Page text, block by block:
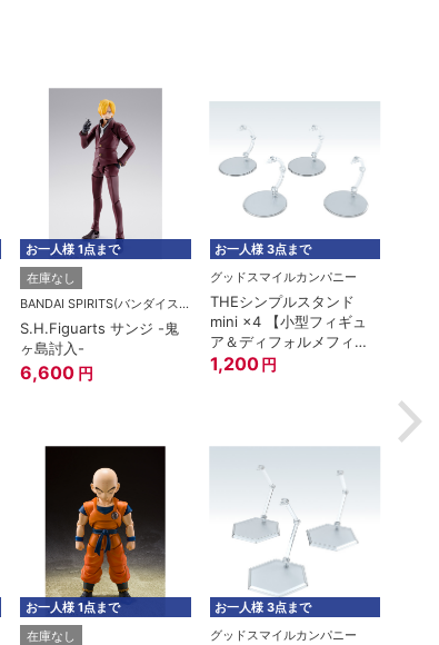
お一人様 1点まで
在庫なし
BANDAI SPIRITS(バンダイスピリッツ)
S.H.Figuarts サンジ -鬼
ヶ島討入-
6,600 円
お一人様 3点まで
グッドスマイルカンパニー
THEシンプルスタンド
mini ×4 【小型フィギュ
ア＆ディフォルメフィギ
ュア用】
1,200 円
お一人様 1点まで
在庫なし
お一人様 3点まで
グッドスマイルカンパニー